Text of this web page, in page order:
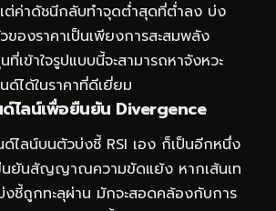
ต่ค่าดัชนีกลับทำจุดต่ำสุดที่ต่ำลง บ่ง
องราคาเป็นเพียงการสะสมพลัง
เข้าใจรูปแบบนี้จะสามารถหาจังหวะ
ด์ได้ในราคาที่ดีเยี่ยม
ด์ไลน์เพื่อยืนยัน Divergence
ด์ไลน์บนตัวบ่งชี้ RSI เอง ก็เป็นอีกหนึ่ง
นยันสัญญาณความขัดแย้ง หากเส้นเท
งชี้ถูกทะลุผ่าน มักจะสอดคล้องกับการ